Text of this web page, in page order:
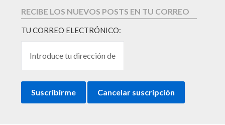
RECIBE LOS NUEVOS POSTS EN TU CORREO
TU CORREO ELECTRÓNICO: